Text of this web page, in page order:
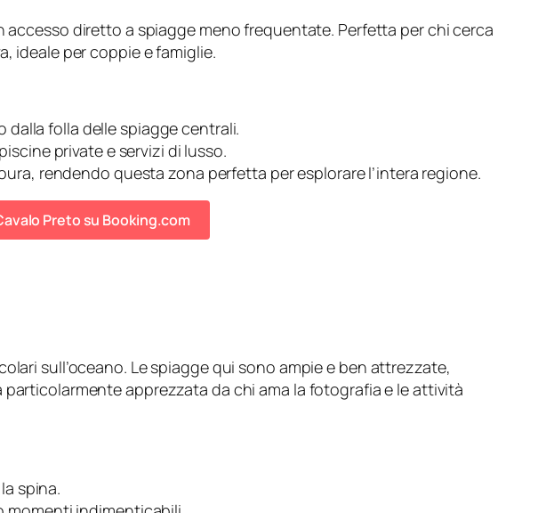
diretto a spiagge meno frequentate. Perfetta per chi cerca
ideale per coppie e famiglie.
dalla folla delle spiagge centrali.
private e servizi di lusso.
rendendo questa zona perfetta per esplorare l’intera regione.
Preto su Booking.com
sull’oceano. Le spiagge qui sono ampie e ben attrezzate,
apprezzata da chi ama la fotografia e le attività
spina.